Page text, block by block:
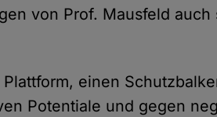
von Prof. Mausfeld auch
einen
Potentiale und gegen